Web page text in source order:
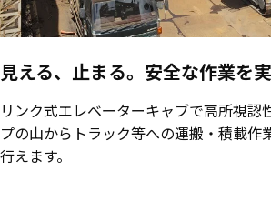
見える、止まる。安全な作業を
リンク式エレベーターキャブで高所視認
プの山からトラック等への運搬・積載作
行えます。